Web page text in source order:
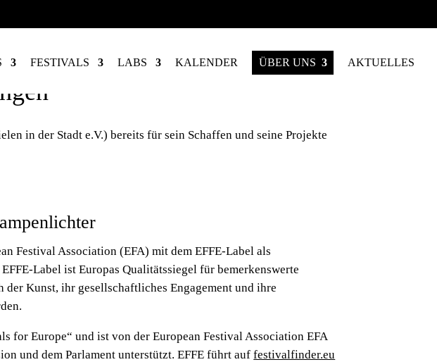
FESTIVALS LABS KALENDER ÜBER UNS AKTUELLES
in der Stadt e.V.) bereits für sein Schaffen und seine Projekte
Festival Association (EFA) mit dem EFFE-Label als
Label ist Europas Qualitätssiegel für bemerkenswerte
Kunst, ihr gesellschaftliches Engagement und ihre
for Europe“ und ist von der European Festival Association EFA
und dem Parlament unterstützt. EFFE führt auffestivalfinder.eu